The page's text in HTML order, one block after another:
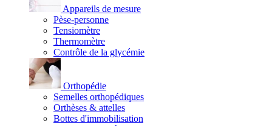
Appareils de mesure
Pèse-personne
Tensiomètre
Thermomètre
Contrôle de la glycémie
Orthopédie
Semelles orthopédiques
Orthèses & attelles
Bottes d'immobilisation